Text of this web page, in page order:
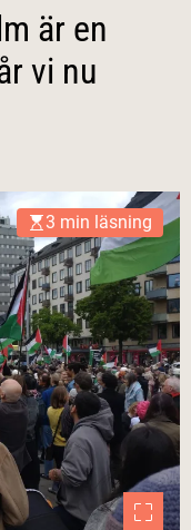
är en
vi nu
3 min läsning